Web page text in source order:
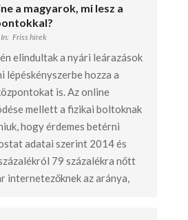
a magyarok, mi lesz a
In: Friss hírek
elindultak a nyári leárazások
lépéskényszerbe hozza a
is. Az online
mellett a fizikai boltoknak
hogy érdemes betérni
adatai szerint 2014 és
79 százalékra nőtt
internetezőknek az aránya,